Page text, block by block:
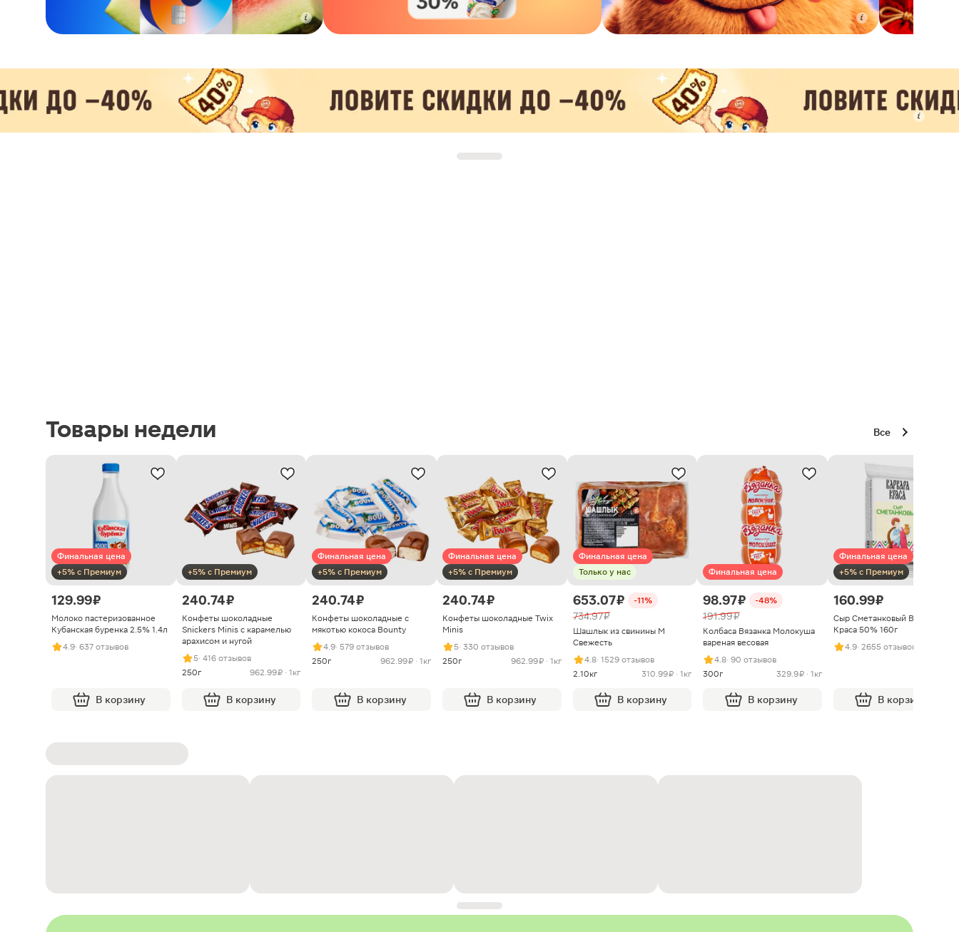
Товары недели Все
Финальная цена
+5% с Премиум
129.99 ₽
Молоко пастеризованное
Кубанская буренка 2.5% 1.4л
4.9· 637 отзывов
В корзину
+5% с Премиум
240.74 ₽
Конфеты шоколадные
Snickers Minis с карамелью
арахисом и нугой
5· 416 отзывов
250г
962.99 ₽ · 1кг
В корзину
Финальная цена
+5% с Премиум
240.74 ₽
Конфеты шоколадные с
мякотью кокоса Bounty
4.9· 579 отзывов
250г
962.99 ₽ · 1кг
В корзину
Финальная цена
+5% с Премиум
240.74 ₽
Конфеты шоколадные Twix
Minis
5· 330 отзывов
250г
962.99 ₽ · 1кг
В корзину
Финальная цена
Только у нас
653.07 ₽ -11%
734.97 ₽
Шашлык из свинины М
Свежесть
4.8· 1529 отзывов
2.10кг
310.99 ₽ · 1кг
В корзину
Финальная цена
98.97 ₽ -48%
191.99 ₽
Колбаса Вязанка Молокуша
вареная весовая
4.8· 90 отзывов
300г
329.9 ₽ · 1кг
В корзину
Финальная цена
+5% с Премиум
160.99 ₽
Сыр Сметанковый Варвара
Краса 50% 160г
4.9· 2655 отзывов
В корзину